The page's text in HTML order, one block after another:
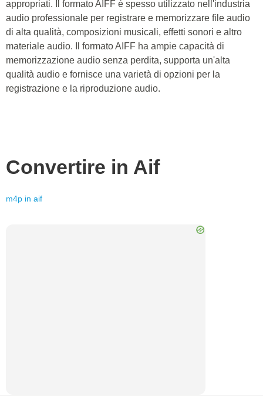
appropriati. Il formato AIFF è spesso utilizzato nell'industria
audio professionale per registrare e memorizzare file audio
di alta qualità, composizioni musicali, effetti sonori e altro
materiale audio. Il formato AIFF ha ampie capacità di
memorizzazione audio senza perdita, supporta un'alta
qualità audio e fornisce una varietà di opzioni per la
registrazione e la riproduzione audio.
Convertire in Aif
m4p in aif